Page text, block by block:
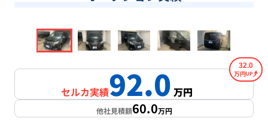
1/18
セルカ実績92.0万円
32.0
万円
他社見積額60.0万円